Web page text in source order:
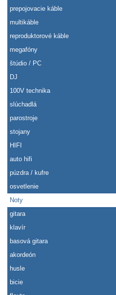
prepojovacie káble
multikáble
reproduktorové káble
megafóny
štúdio / PC
DJ
100V technika
slúchadlá
parostroje
stojany
HIFI
auto hifi
púzdra / kufre
osvetlenie
Noty
gitara
klavír
basová gitara
akordeón
husle
bicie